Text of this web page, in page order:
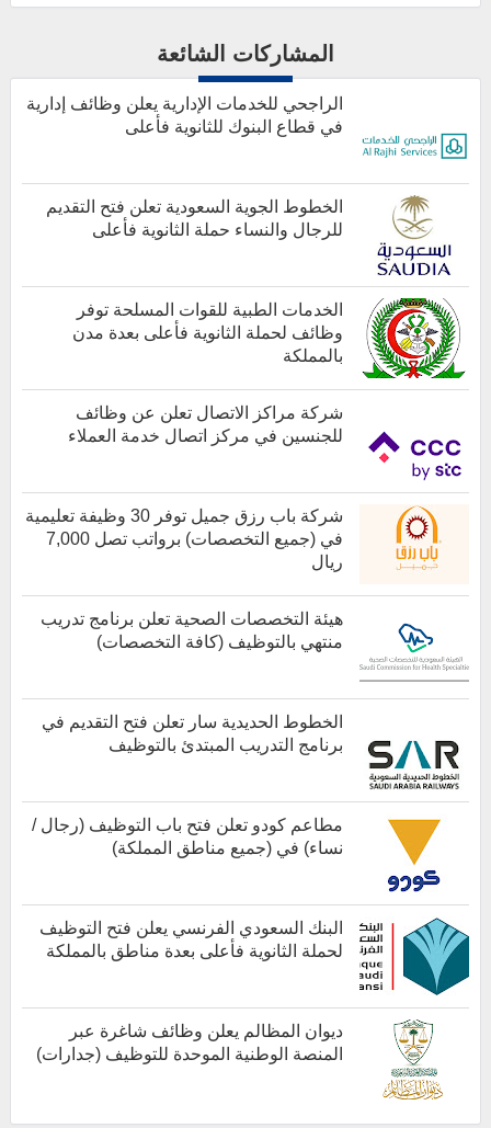
المشاركات الشائعة
الراجحي للخدمات الإدارية يعلن وظائف إدارية
في قطاع البنوك للثانوية فأعلى
أخبار هامة
الخطوط الجوية السعودية تعلن فتح التقديم
للرجال والنساء حملة الثانوية فأعلى
كل الوظائف
الخدمات الطبية للقوات المسلحة توفر
وظائف لحملة الثانوية فأعلى بعدة مدن
بالمملكة
كل الوظائف
شركة مراكز الاتصال تعلن عن وظائف
للجنسين في مركز اتصال خدمة العملاء
شركة باب رزق جميل توفر 30 وظيفة تعليمية
في (جميع التخصصات) برواتب تصل 7,000
ريال
هيئة التخصصات الصحية تعلن برنامج تدريب
منتهي بالتوظيف (كافة التخصصات)
كل الوظائف
الخطوط الحديدية سار تعلن فتح التقديم في
برنامج التدريب المبتدئ بالتوظيف
كل الوظائف
مطاعم كودو تعلن فتح باب التوظيف (رجال /
نساء) في (جميع مناطق المملكة)
أخبار هامة
البنك السعودي الفرنسي يعلن فتح التوظيف
لحملة الثانوية فأعلى بعدة مناطق بالمملكة
ديوان المظالم يعلن وظائف شاغرة عبر
المنصة الوطنية الموحدة للتوظيف (جدارات)